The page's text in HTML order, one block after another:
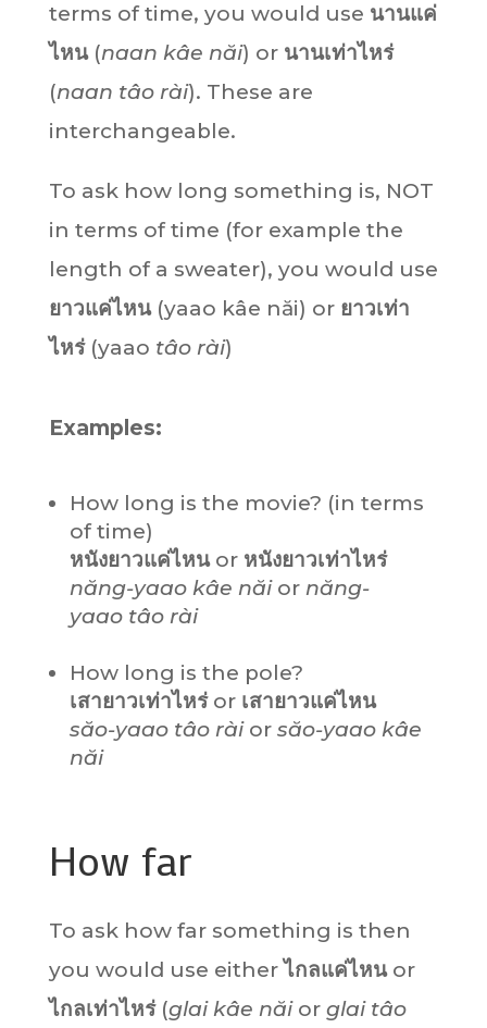
terms of time, you would use นานแค่
ไหน(naan kâe năi) or นานเท่าไหร่
(naan tâo rài). These are
interchangeable.
To ask how long something is, NOT
in terms of time (for example the
length of a sweater), you would use
ยาวแค่ไหน(yaao kâe năi) or ยาวเท่า
ไหร่(yaao tâo rài)
Examples:
How long is the movie? (in terms
of time)
หนังยาวแค่ไหนorหนังยาวเท่าไหร่
năng-yaao kâe năi ornăng-
yaao tâo rài
How long is the pole?
เสายาวเท่าไหร่or เสายาวแค่ไหน
săo-yaao tâo rài orsăo-yaao kâe
năi
How far
To ask how far something is then
you would use eitherไกลแค่ไหนor
ไกลเท่าไหร่(glai kâe năior glai tâo